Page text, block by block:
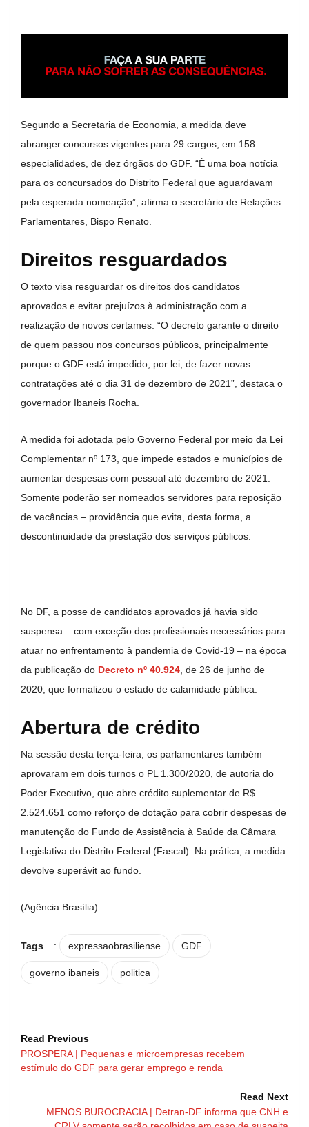
Segundo a Secretaria de Economia, a medida deve
abranger concursos vigentes para 29 cargos, em 158
especialidades, de dez órgãos do GDF. “É uma boa notícia
para os concursados do Distrito Federal que aguardavam
pela esperada nomeação”, afirma o secretário de Relações
Parlamentares, Bispo Renato.
Direitos resguardados
O texto visa resguardar os direitos dos candidatos
aprovados e evitar prejuízos à administração com a
realização de novos certames. “O decreto garante o direito
de quem passou nos concursos públicos, principalmente
porque o GDF está impedido, por lei, de fazer novas
contratações até o dia 31 de dezembro de 2021”, destaca o
governador Ibaneis Rocha.
A medida foi adotada pelo Governo Federal por meio da Lei
Complementar nº 173, que impede estados e municípios de
aumentar despesas com pessoal até dezembro de 2021.
Somente poderão ser nomeados servidores para reposição
de vacâncias – providência que evita, desta forma, a
descontinuidade da prestação dos serviços públicos.
No DF, a posse de candidatos aprovados já havia sido
suspensa – com exceção dos profissionais necessários para
atuar no enfrentamento à pandemia de Covid-19 – na época
da publicação do Decreto nº 40.924, de 26 de junho de
2020, que formalizou o estado de calamidade pública.
Abertura de crédito
Na sessão desta terça-feira, os parlamentares também
aprovaram em dois turnos o PL 1.300/2020, de autoria do
Poder Executivo, que abre crédito suplementar de R$
2.524.651 como reforço de dotação para cobrir despesas de
manutenção do Fundo de Assistência à Saúde da Câmara
Legislativa do Distrito Federal (Fascal). Na prática, a medida
devolve superávit ao fundo.
(Agência Brasília)
Tags : expressaobrasiliense GDF
governo ibaneis politica
Read Previous
PROSPERA | Pequenas e microempresas recebem
estímulo do GDF para gerar emprego e renda
Read Next
MENOS BUROCRACIA | Detran-DF informa que CNH e